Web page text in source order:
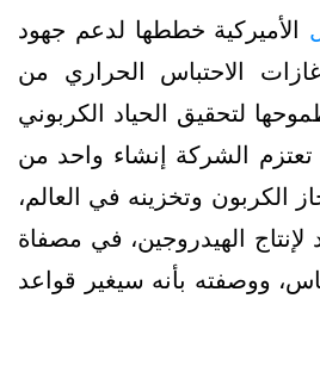
الأميركية خططها لدعم جهود
الاحتباس الحراري من
لتحقيق الحياد الكربوني
عام 2050؛ إذ تعتزم الشركة إنشاء واحد من
الكربون وتخزينه في العالم،
الهيدروجين، في مصفاة
ووصفته بأنه سيغير قواعد